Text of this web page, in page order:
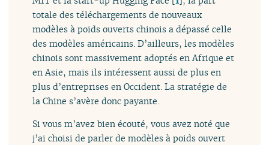
totale des téléchargements de nouveaux
modèles à poids ouverts chinois a dépassé celle
des modèles américains. D’ailleurs, les modèles
chinois sont massivement adoptés en Afrique et
en Asie, mais ils intéressent aussi de plus en
plus d’entreprises en Occident. La stratégie de
la Chine s’avère donc payante.
Si vous m’avez bien écouté, vous avez noté que
j’ai choisi de parler de modèles à poids ouvert